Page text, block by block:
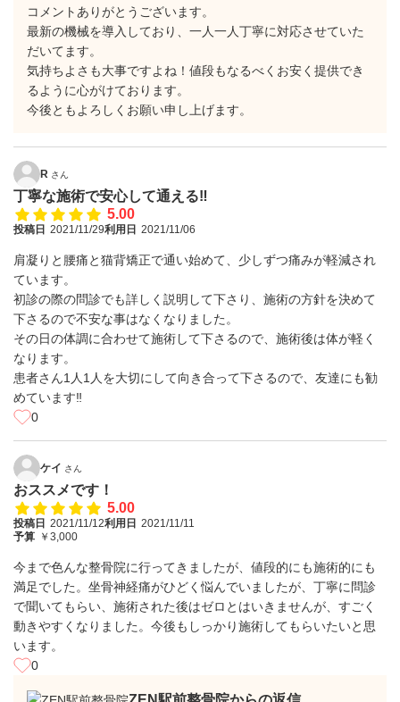
コメントありがとうございます。
最新の機械を導入しており、一人一人丁寧に対応させていた
だいてます。
気持ちよさも大事ですよね！値段もなるべくお安く提供でき
るように心がけております。
今後ともよろしくお願い申し上げます。
R さん
丁寧な施術で安心して通える‼️
5.00
投稿日 2021/11/29利用日 2021/11/06
肩凝りと腰痛と猫背矯正で通い始めて、少しずつ痛みが軽減され
ています。
初診の際の問診でも詳しく説明して下さり、施術の方針を決めて
下さるので不安な事はなくなりました。
その日の体調に合わせて施術して下さるので、施術後は体が軽く
なります。
患者さん1人1人を大切にして向き合って下さるので、友達にも勧
めています‼️
0
ケイ さん
おススメです！
5.00
投稿日 2021/11/12利用日 2021/11/11
予算 ￥3,000
今まで色んな整骨院に行ってきましたが、値段的にも施術的にも
満足でした。坐骨神経痛がひどく悩んでいましたが、丁寧に問診
で聞いてもらい、施術された後はゼロとはいきませんが、すごく
動きやすくなりました。今後もしっかり施術してもらいたいと思
います。
0